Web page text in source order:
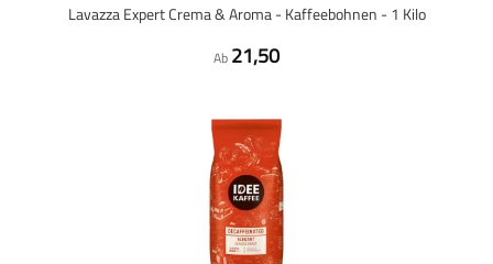
Lavazza Expert Crema & Aroma - Kaffeebohnen - 1 Kilo
Ab 21,50